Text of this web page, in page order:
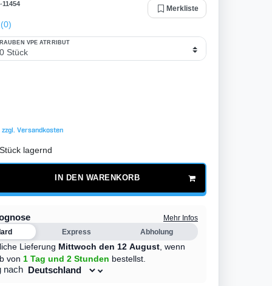
-11454
Merkliste
(0)
VPE ATRRIBUT
zzgl. Versandkosten
Stück lagernd
IN DEN WARENKORB
Mehr Infos
Express Abholung
Lieferung Mittwoch den 12 August wenn
von 1 Tag und 2 Stunden bestellst.
nach